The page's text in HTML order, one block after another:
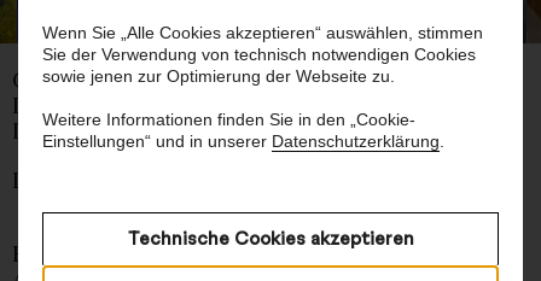
Wenn Sie „Alle Cookies akzeptieren“ auswählen, stimmen
Sie der Verwendung von technisch notwendigen Cookies
sowie jenen zur Optimierung der Webseite zu.
Weitere Informationen finden Sie in den „Cookie-
Einstellungen“ und in unserer Datenschutzerklärung
Technische Cookies akzeptieren
Oper von Raquel García-Tomás
Libretto von Helena Tornero
Deutsch von Arno Lücker
In deutscher Sprache mit deutschen Übertiteln
Eine Katze, die unmittelbar nach ihrem einzigen